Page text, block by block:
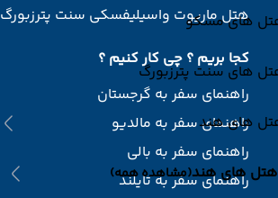
های مسکو
های سنت پترزبورگ
های هند
هتل های هند(مشاهده همه)
هتل ماریوت واسیلیفسکی سنت پترزبورگ
کجا بریم ؟ چی کار کنیم ؟
راهنمای سفر به گرجستان
راهنمای سفر به مالدیو
راهنمای سفر به بالی
راهنمای سفر به تایلند